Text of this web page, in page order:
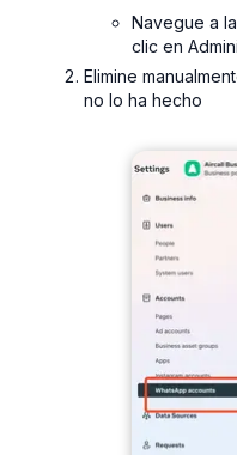
Navegue a
clic en
Elimine
no lo ha hecho